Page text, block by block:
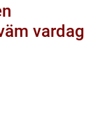
vardag